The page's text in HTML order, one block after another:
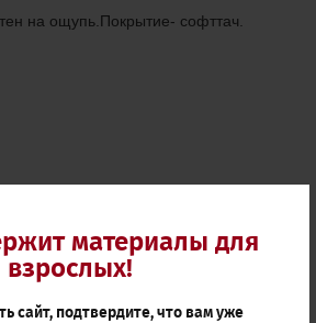
материалы для
взрослых!
сайт, подтвердите, что вам уже
на ощупь.Покрытие- софттач.